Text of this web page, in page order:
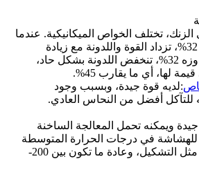
تختلف الخواص الميكانيكية. عندما
لا يتجاوز محتوى الزنك 32%، تزداد القوة واللدونة مع زيادة
محتوى الزنك؛ وبعد تجاوزه 32%، تنخفض اللدونة بشكل حاد،
لها، أي ما يقارب 45%.
:لديه قوة جيدة، وبسبب وجود
للتآكل أفضل من النحاس العادي.
جيدة ويمكنه تحمل المعالجة الساخنة
للهشاشة في درجات الحرارة المتوسطة
أثناء المعالجة الساخنة مثل التشكيل، وعادة ما تكون بين 200-